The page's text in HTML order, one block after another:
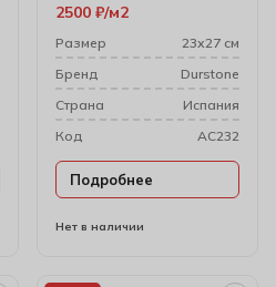
Нет в наличии
2500 ₽ м2
Размер
23х27 см
Бренд
Durstone
Cтрана
Испания
Код
AC232
Подробнее